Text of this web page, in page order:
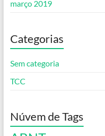
março 2019
Categorias
Sem categoria
TCC
Núvem de Tags